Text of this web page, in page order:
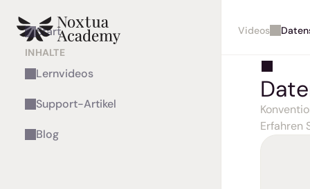
Start
INHALTE
Lernvideos
Support-Artikel
Blog
Videos
Erfahren